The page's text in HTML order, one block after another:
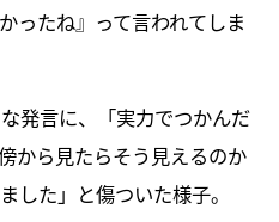
ったね』って言われてしま
発言に、「実力でつかんだ
から見たらそう見えるのか
した」と傷ついた様子。